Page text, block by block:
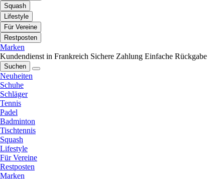
Squash
Lifestyle
Für Vereine
Restposten
Marken
Kundendienst in Frankreich Sichere Zahlung Einfache Rückgabe
Suchen
Neuheiten
Schuhe
Schläger
Tennis
Padel
Badminton
Tischtennis
Squash
Lifestyle
Für Vereine
Restposten
Marken